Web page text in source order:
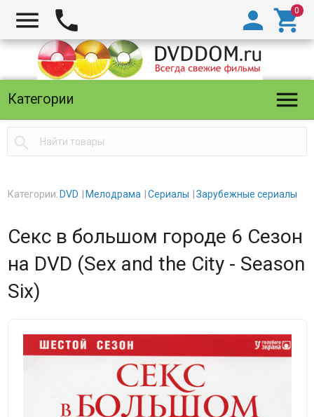
  

Категории 

Категории: DVD Мелодрама Сериалы Зарубежные сериалы
Секс в большом городе 6 Сезон
на DVD (Sex and the City - Season
Six)